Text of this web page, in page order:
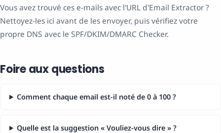
Vous avez trouvé ces e-mails avec l'URL d'Email Extractor ?
Nettoyez-les ici avant de les envoyer, puis vérifiez votre
propre DNS avec le SPF/DKIM/DMARC Checker.
Foire aux questions
Comment chaque email est-il noté de 0 à 100 ?
Quelle est la suggestion « Vouliez-vous dire » ?